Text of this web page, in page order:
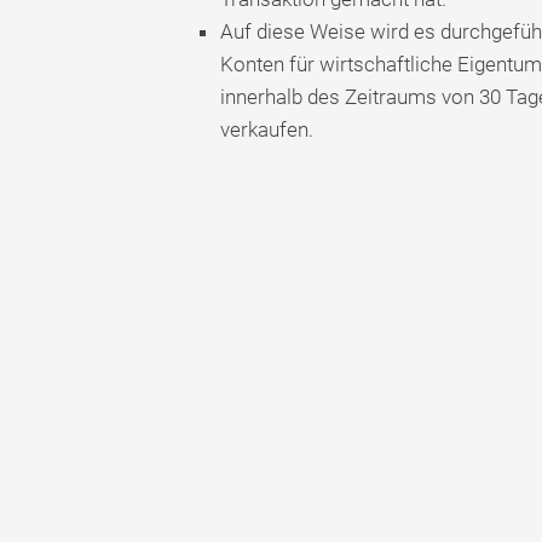
Auf diese Weise wird es
Konten für wirtschaftliche
innerhalb des Zeitraums von 30
verkaufen.